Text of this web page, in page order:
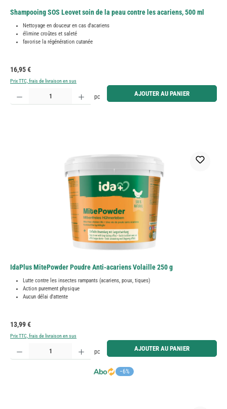
Shampooing SOS Leovet soin de la peau contre les acariens, 500 ml
Nettoyage en douceur en cas d'acariens
élimine croûtes et saleté
favorise la régénération cutanée
Prix régulier :
16,95 €
Prix TTC, frais de livraison en sus
Quantité de produit : Entrez la quantité souhaitée ou utilisez les boutons pour augmenter ou
pc AJOUTER AU PANIER
IdaPlus MitePowder Poudre Anti-acariens Volaille 250 g
Lutte contre les insectes rampants (acariens, poux, tiques)
Action purement physique
Aucun délai d'attente
Prix régulier :
13,99 €
Prix TTC, frais de livraison en sus
−6%
Quantité de produit : Entrez la quantité souhaitée ou utilisez les boutons pour augmenter ou
pc AJOUTER AU PANIER